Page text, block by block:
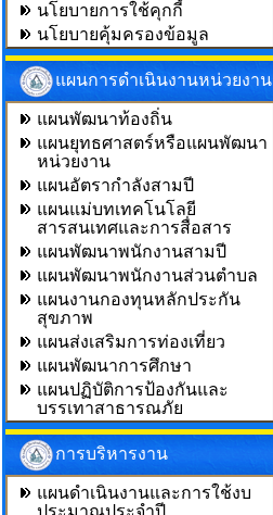
นโยบายการใช้คุกกี้
นโยบายคุ้มครองข้อมูล
แผนการดำเนินงานหน่วยงาน
แผนพัฒนาท้องถิ่น
แผนยุทธศาสตร์หรือแผนพัฒนา
หน่วยงาน
แผนอัตรากำลังสามปี
แผนแม่บทเทคโนโลยี
สารสนเทศและการสื่อสาร
แผนพัฒนาพนักงานสามปี
แผนพัฒนาพนักงานส่วนตำบล
แผนงานกองทุนหลักประกัน
สุขภาพ
แผนส่งเสริมการท่องเที่ยว
แผนพัฒนาการศึกษา
แผนปฏิบัติการป้องกันและ
บรรเทาสาธารณภัย
การบริหารงาน
แผนดำเนินงานและการใช้งบ
ประมาณประจำปี